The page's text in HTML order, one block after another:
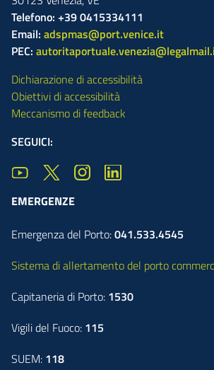
Telefono: +39 0415334111
Email: adspmas@port.venice.it
PEC:
Dichiarazione di accessibilità
Obiettivi di accessibilità
Meccanismo di feedback
SEGUICI:
EMERGENZE
Emergenza del Porto:041.533.4545
Sistema di allertamento del porto
Capitaneria di Porto: 1530
Vigili del Fuoco: 115
SUEM: 118